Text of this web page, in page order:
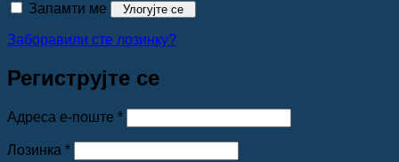
Запамти ме Улогујте се
Заборавили сте лозинку?
Региструјте се
Адреса е-поште *Обавезно
Лозинка *Обавезно